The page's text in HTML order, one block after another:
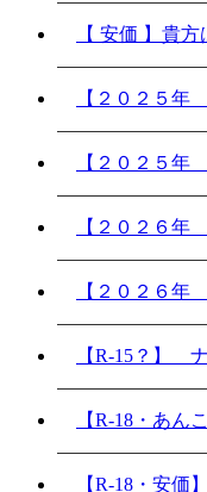
【 安価 】貴
【２０２５年
【２０２５年
【２０２６年
【２０２６年
【R-15？】
【R-18・あ
【R-18・安価